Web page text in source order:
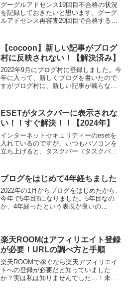
グーグルアドセンス19回目不合格の状況
を記録しておきたいと思います。グーグ
ルアドセンス再審査20回目で合格するこ
です。Googleアドセンスになかなか合格
出来ないと悩ん...
【cocoon】新しい記事がブログ
村に反映されない！【解決済み】
2022年9月にブログ村に登録しました。今
年に入って、新しくブログを書いたので
すがブログ村に、新しい記事が載らなく
と、後から記事が載っていました。しか
し、今回は数日経...
ESETがタスクバーに表示されな
い！！すぐ解決！！【2024年】
インターネットセキュリティーのesetを
入れているのですが、いつもパソコンを
立ち上げると、タスクバー（タスクバー
す）に表示されていたのですが、表示さ
れない！はじめてでし...
ブログをはじめて4年経ちました
2022年の1月からブログをはじめたから、
今年で5年目⁈になりました。5年目なの
か、4年経ったという表現が良いの
とアドセンスも合...
楽天ROOMはアフィリエイト登録
が必要！URLの調べ方と手順
楽天ROOMで稼ぐなら楽天アフィリエイ
トへの登録が必要だと知っていました
か？実は私は知りませんでした…！未登